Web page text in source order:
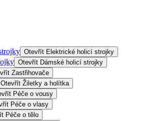
Otevřít Elektrické holicí strojky
Otevřít Dámské holicí strojky
Zastřihovače
Otevřít Žiletky a holítka
Péče o vousy
Péče o vlasy
Péče o tělo